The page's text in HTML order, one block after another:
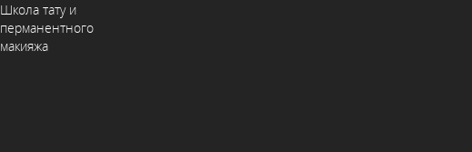
Школа тату и
перманентного
макияжа